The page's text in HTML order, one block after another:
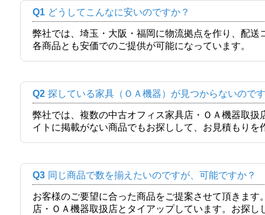
Q1 どうしてこんなに安いのですか？
弊社では、埼玉・大阪・福岡に物流拠点を作り、配
各商品とも安価でのご提供が可能になっています。
Q2 探している家具（ＯＡ機器）が見つからないので
弊社では、複数の中古オフィス家具店・ＯＡ機器取
イトに掲載がない商品でもお探しして、お見積もりを
Q3 同じ商品で数を揃えたいのですが、可能ですか？
お客様のご要望に合った商品をご提案させて頂きま
店・ＯＡ機器取扱店とタイアップしています。お探